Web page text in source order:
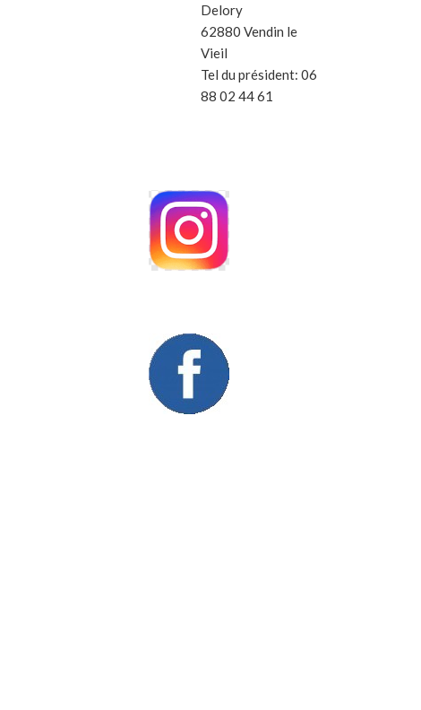
Delory
62880 Vendin le
Vieil
Tel du président: 06
88 02 44 61